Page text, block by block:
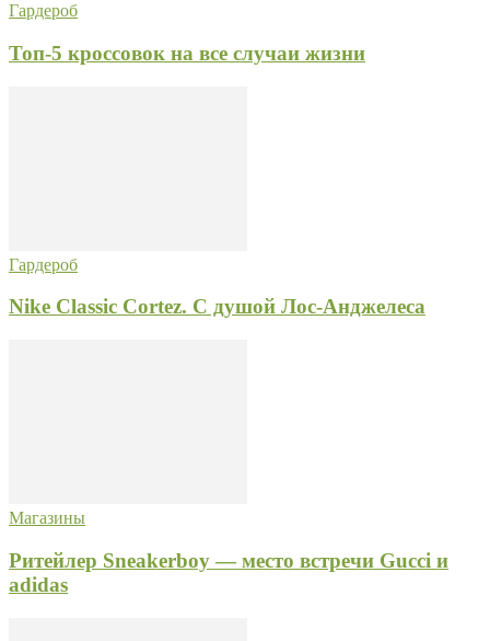
Гардероб
Топ-5 кроссовок на все случаи жизни
Гардероб
Nike Classic Cortez. С душой Лос-Анджелеса
Магазины
Ритейлер Sneakerboy — место встречи Gucci и
adidas